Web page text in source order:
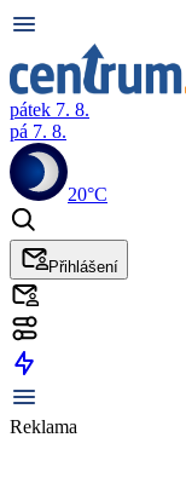
pátek 7. 8.
pá 7. 8.
20°C
Přihlášení
Reklama